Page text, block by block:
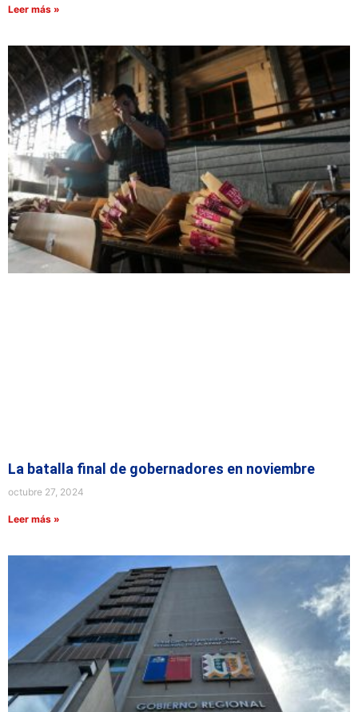
Leer más »
La batalla final de gobernadores en noviembre
octubre 27, 2024
Leer más »